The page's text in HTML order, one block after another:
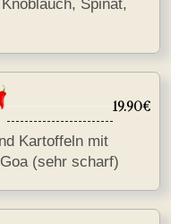
Spinat,
19.90€
Kartoffeln mit
(sehr scharf)